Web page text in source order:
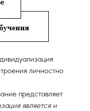
личностно
представляет
является и